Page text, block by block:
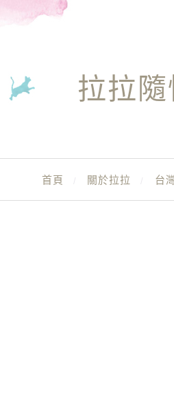
拉拉
首頁 關於拉拉 台